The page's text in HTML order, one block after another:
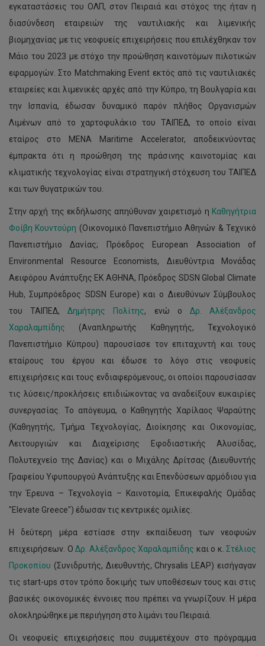
εγκαταστάσεις του ΟΛΠ, στον Πειραιά και στόχος της ήταν η
διασύνδεση εταιρειών της ναυτιλιακής και λιμενικής
βιομηχανίας με τις νεοφυείς επιχειρήσεις που επιλέχθηκαν τον
Μάιο του 2023 με στόχο την προώθηση καινοτόμων πιλοτικών
εφαρμογών. Στο Matchmaking Event εκτός από τις ναυτιλιακές
εταιρείες και λιμενικές αρχές από την Κύπρο, τη Βουλγαρία και
την Ισπανία, έδωσαν δυναμικό παρόν πλήθος Οργανισμών
Λιμένων από το χαρτοφυλάκιο του ΤΑΙΠΕΔ, το οποίο είναι
εταίρος στο MENA Maritime Accelerator, αποδεικνύοντας
έμπρακτα ότι η προώθηση της πράσινης καινοτομίας και
κλιματικής τεχνολογίας είναι στρατηγική στόχευση του ΤΑΙΠΕΔ
και των θυγατρικών του.
Στην αρχή της εκδήλωσης απηύθυναν χαιρετισμό η Καθηγήτρια
Φοίβη Κουντούρη (Οικονομικό Πανεπιστήμιο Αθηνών & Τεχνικό
Πανεπιστήμιο Δανίας; Πρόεδρος European Association of
Environmental Resource Economists, Διευθύντρια Μονάδας
Αειφόρου Ανάπτυξης ΕΚ ΑΘΗΝΑ, Πρόεδρος SDSN Global Climate
Hub, Συμπρόεδρος SDSN Europe) και ο Διευθύνων Σύμβουλος
του ΤΑΙΠΕΔ,Δημήτρης Πολίτης, ενώ ο Δρ. Αλέξανδρος
Χαραλαμπίδης (Αναπληρωτής Καθηγητής, Τεχνολογικό
Πανεπιστήμιο Κύπρου) παρουσίασε τον επιταχυντή και τους
εταίρους του έργου και έδωσε το λόγο στις νεοφυείς
επιχειρήσεις και τους ενδιαφερόμενους, οι οποίοι παρουσίασαν
τις λύσεις/προκλήσεις επιδιώκοντας να αναδείξουν ευκαιρίες
συνεργασίας. Το απόγευμα, ο Καθηγητής Χαρίλαος Ψαραύτης
(Καθηγητής, Τμήμα Τεχνολογίας, Διοίκησης και Οικονομίας,
Λειτουργιών και Διαχείρισης Εφοδιαστικής Αλυσίδας,
Πολυτεχνείο της Δανίας) και ο Μιχάλης Δρίτσας (Διευθυντής
Γραφείου Υφυπουργού Ανάπτυξης και Επενδύσεων αρμόδιου για
την Έρευνα – Τεχνολογία – Καινοτομία, Επικεφαλής Ομάδας
"Elevate Greece") έδωσαν τις κεντρικές ομιλίες.
Η δεύτερη μέρα εστίασε στην εκπαίδευση των νεοφυών
επιχειρήσεων. Ο Δρ. Αλέξανδρος Χαραλαμπίδης και ο κ. Στέλιος
Προκοπίου (Συνιδρυτής, Διευθυντής, Chrysalis LEAP) εισήγαγαν
τις start-ups στον τρόπο δοκιμής των υποθέσεων τους και στις
βασικές οικονομικές έννοιες που πρέπει να γνωρίζουν. Η μέρα
ολοκληρώθηκε με περιήγηση στο λιμάνι του Πειραιά.
Οι νεοφυείς επιχειρήσεις που συμμετέχουν στο πρόγραμμα